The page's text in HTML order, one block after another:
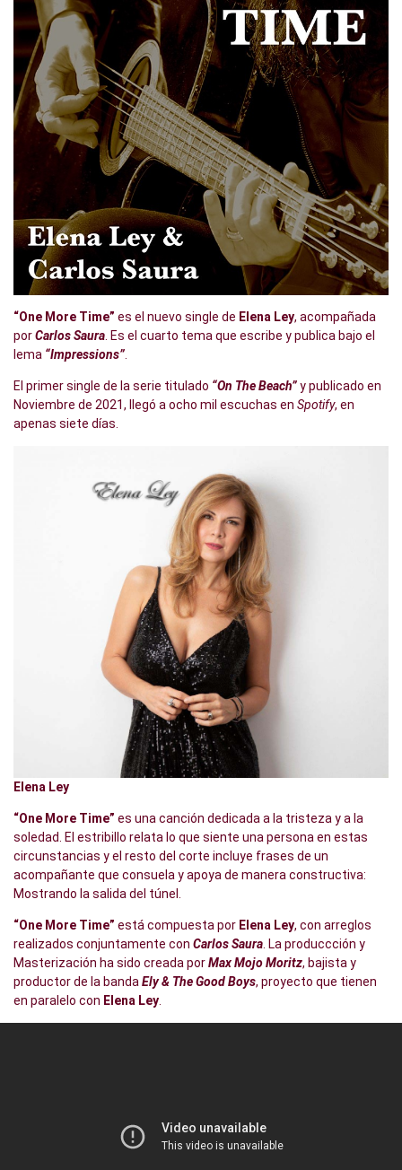
“One More Time” es el nuevo single de Elena Ley, acompañada
porCarlos Saura . Es el cuarto tema que escribe y publica bajo el
lema “Impressions”
El primer single de la serie titulado “On The Beach”y publicado en
Noviembre de 2021, llegó a ocho mil escuchas en Spotify, en
apenas siete días.
Elena Ley
“One More Time” es una canción dedicada a la tristeza y a la
soledad. El estribillo relata lo que siente una persona en estas
circunstancias y el resto del corte incluye frases de un
acompañante que consuela y apoya de manera constructiva:
Mostrando la salida del túnel.
“One More Time” está compuesta por Elena Ley, con arreglos
realizados conjuntamente con Carlos Saura. La produccción y
Masterización ha sido creada porMax Mojo Moritz, bajista y
productor de la bandaEly & The Good Boys, proyecto que tienen
en paralelo con Elena Ley.